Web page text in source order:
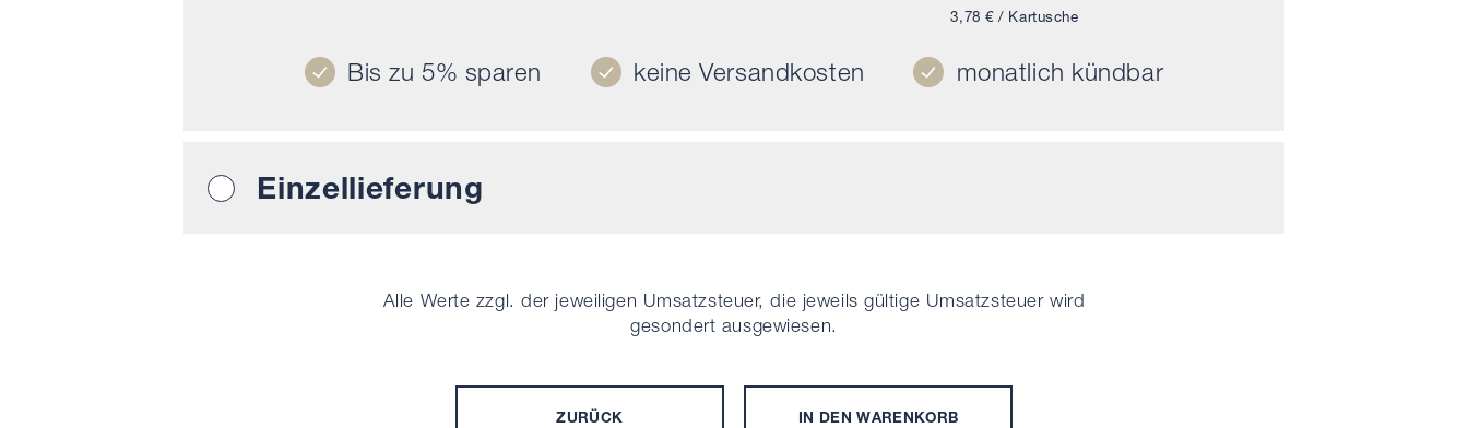
3,78 €/ Kartusche
Bis zu 5% sparen keine Versandkosten monatlich kündbar
Einzellieferung
Alle Werte zzgl. der jeweiligen Umsatzsteuer, die jeweils gültige Umsatzsteuer wird
gesondert ausgewiesen.
ZURÜCK IN DEN WARENKORB